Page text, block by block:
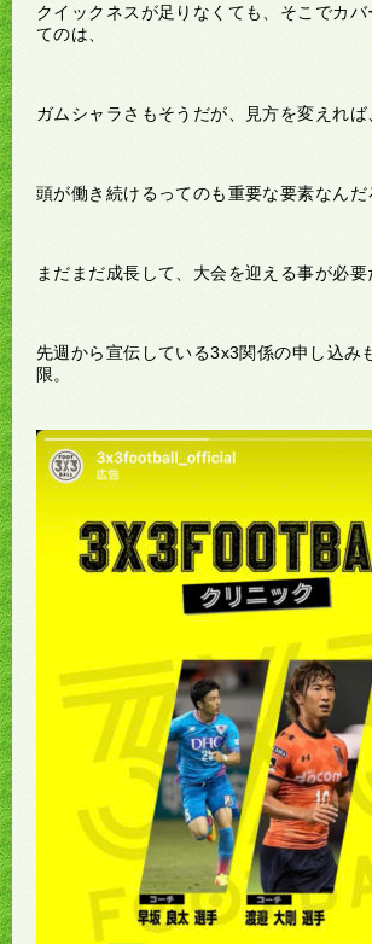
クイックネスが足りなくても、そこでカバ
てのは、
ガムシャラさもそうだが、見方を変えれば
頭が働き続けるってのも重要な要素なんだ
まだまだ成長して、大会を迎える事が必要
先週から宣伝している3x3関係の申し込み
限。